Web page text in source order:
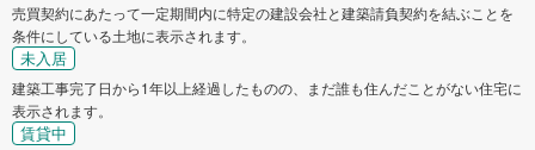
売買契約にあたって一定期間内に特定の建設会社と建築請負契約を結ぶことを
条件にしている土地に表示されます。
未入居
建築工事完了日から1年以上経過したものの、まだ誰も住んだことがない住宅に
表示されます。
賃貸中